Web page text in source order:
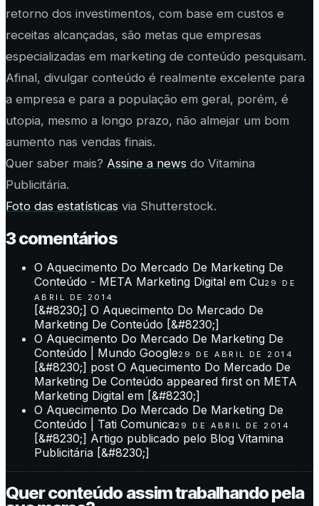
retorno dos investimentos, com base em custos e
receitas alcançadas, são metas que empresas
especializadas em marketing de conteúdo pesquisam.
Afinal, divulgar conteúdo é realmente excelente para
a empresa e para a população em geral, porém, é
utopia, mesmo a longo prazo, não almejar um bom
aumento nas vendas finais.
Quer saber mais? Assine a news do Vitamina
Publicitária.
Foto das estatísticas via Shutterstock.
3comentários
O Aquecimento Do Mercado De Marketing De
Conteúdo - META Marketing Digital em Cu29 DE
ABRIL DE 2014
[&#8230;] O Aquecimento Do Mercado De
Marketing De Conteúdo [&#8230;]
O Aquecimento Do Mercado De Marketing De
Conteúdo | Mundo Google29 DE ABRIL DE 2014
[&#8230;] post O Aquecimento Do Mercado De
Marketing De Conteúdo appeared first on META
Marketing Digital em [&#8230;]
O Aquecimento Do Mercado De Marketing De
Conteúdo | Tati Comunica29 DE ABRIL DE 2014
[&#8230;] Artigo publicado pelo Blog Vitamina
Publicitária [&#8230;]
Quer conteúdo assim trabalhando pela